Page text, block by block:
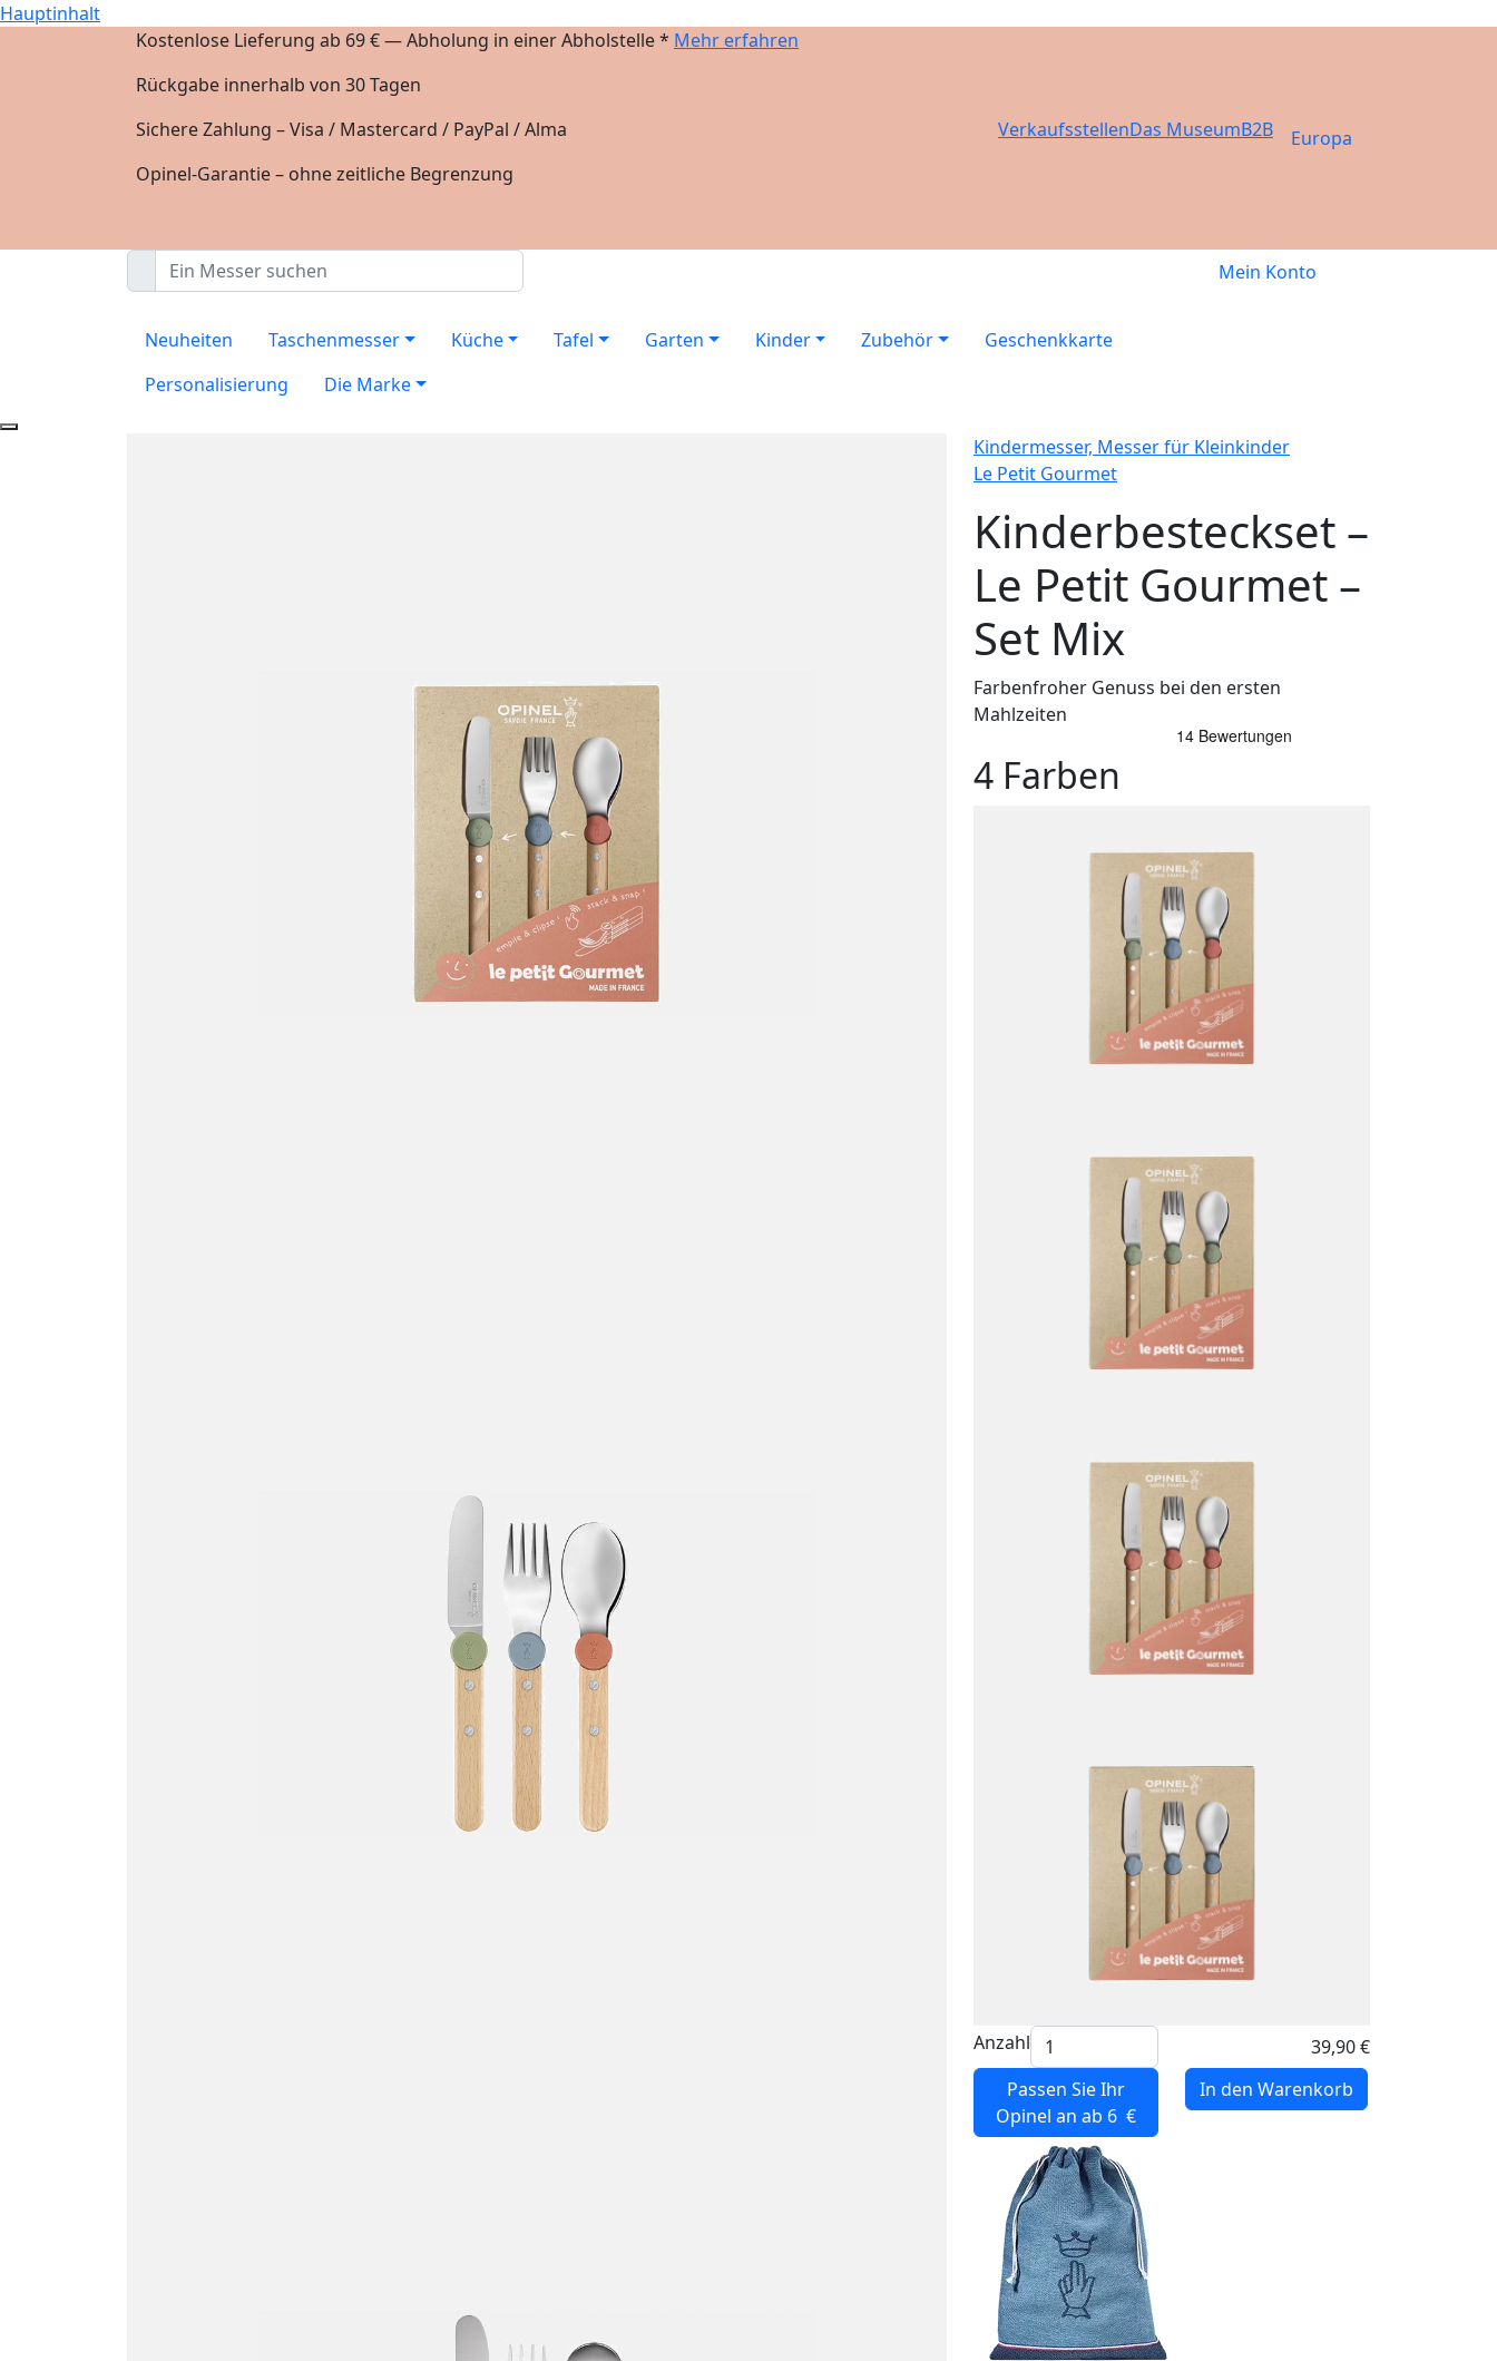
Hauptinhalt
Kostenlose Lieferung ab 69 € — Abholung in einer Abholstelle * Mehr erfahren
Rückgabe innerhalb von 30 Tagen
Sichere Zahlung – Visa / Mastercard / PayPal / Alma
Opinel-Garantie – ohne zeitliche Begrenzung
VerkaufsstellenDas MuseumB2B Europa
Mein Konto
Neuheiten Taschenmesser Küche Tafel Garten Kinder Zubehör
Geschenkkarte
Personalisierung
Die Marke
Kindermesser, Messer für Kleinkinder
Le Petit Gourmet
Kinderbesteckset –
Le Petit Gourmet –
Set Mix
Farbenfroher Genuss bei den ersten
Mahlzeiten
4 Farben
Anzahl
39,90 €
Passen Sie Ihr
Opinel an ab 6 €
In den Warenkorb